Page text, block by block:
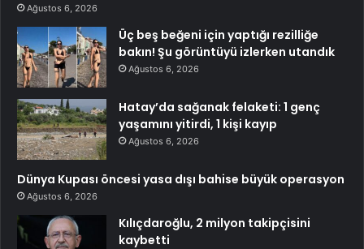
Ağustos 6, 2026
Üç beş beğeni için yaptığı rezilliğe
bakın! Şu görüntüyü izlerken utandık
Ağustos 6, 2026
Hatay’da sağanak felaketi: 1 genç
yaşamını yitirdi, 1 kişi kayıp
Ağustos 6, 2026
Dünya Kupası öncesi yasa dışı bahise büyük operasyon
Ağustos 6, 2026
Kılıçdaroğlu, 2 milyon takipçisini
kaybetti